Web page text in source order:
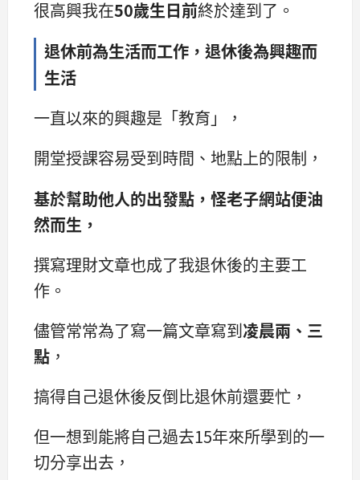
很高興我在50歲生日前終於達到了。
退休前為生活而工作，退休後為興趣而
生活
一直以來的興趣是「教育」，
開堂授課容易受到時間、地點上的限制，
基於幫助他人的出發點，怪老子網站便油
然而生，
撰寫理財文章也成了我退休後的主要工
作。
儘管常常為了寫一篇文章寫到凌晨兩、三
點 ，
搞得自己退休後反倒比退休前還要忙，
但一想到能將自己過去15年來所學到的一
切分享出去，